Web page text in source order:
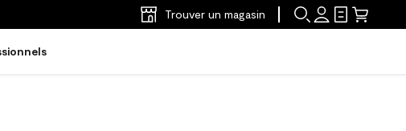
Trouver un magasin